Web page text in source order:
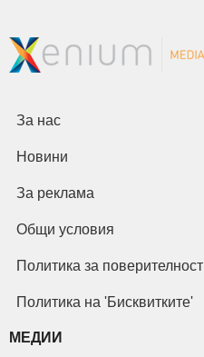
За нас
Новини
За реклама
Общи условия
Политика за поверителност
Политика на 'Бисквитките'
МЕДИИ